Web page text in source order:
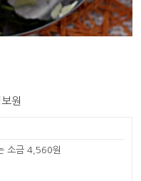
원
소금 4,560원